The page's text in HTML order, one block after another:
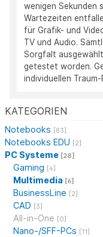
KATEGORIEN
Notebooks [83]
Notebooks EDU [2]
PC Systeme [28]
Gaming [4]
Multimedia [6]
BusinessLine [2]
CAD [3]
All-in-One [0]
Nano-/SFF-PCs [11]
wenigen Sekunden
Wartezeiten
für Grafik- und
TV und Audio.
Sorgfalt
getestet worden.
individuellen Traum-